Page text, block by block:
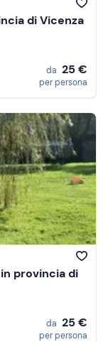
di Vicenza
da 25 €
per persona
provincia di
da 25 €
per persona